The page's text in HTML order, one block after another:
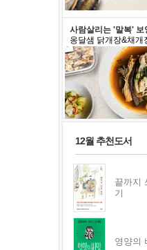
사람살리는 '말복' 보
옹달샘 닭개장&채개
12월 추천도서
끝까지
기
영양의